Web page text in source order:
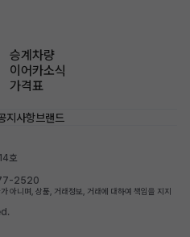
승계차량
이어카소식
가격표
지사항브랜드
호
2520
아니며, 상품, 거래정보, 거래에 대하여 책임을 지지